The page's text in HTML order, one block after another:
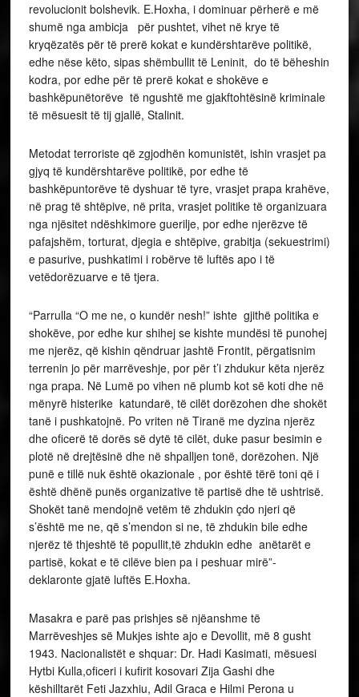
revolucionit bolshevik. E.Hoxha, i dominuar përherë e më
shumë nga ambicja për pushtet, vihet në krye të
kryqëzatës për të prerë kokat e kundërshtarëve politikë,
edhe nëse këto, sipas shëmbullit të Leninit, do të bëheshin
kodra, por edhe për të prerë kokat e shokëve e
bashkëpunëtorëve të ngushtë me gjakftohtësinë kriminale
të mësuesit të tij gjallë, Stalinit.
Metodat terroriste që zgjodhën komunistët, ishin vrasjet pa
gjyq të kundërshtarëve politikë, por edhe të
bashkëpuntorëve të dyshuar të tyre, vrasjet prapa krahëve,
në prag të shtëpive, në prita, vrasjet politike të organizuara
nga njësitet ndëshkimore guerilje, por edhe njerëzve të
pafajshëm, torturat, djegia e shtëpive, grabitja (sekuestrimi)
e pasurive, pushkatimi i robërve të luftës apo i të
vetëdorëzuarve e të tjera.
“Parrulla “O me ne, o kundër nesh!” ishte gjithë politika e
shokëve, por edhe kur shihej se kishte mundësi të punohej
me njerëz, që kishin qëndruar jashtë Frontit, përgatisnim
terrenin jo për marrëveshje, por për t’i zhdukur këta njerëz
nga prapa. Në Lumë po vihen në plumb kot së koti dhe në
mënyrë histerike katundarë, të cilët dorëzohen dhe shokët
tanë i pushkatojnë. Po vriten në Tiranë me dyzina njerëz
dhe oficerë të dorës së dytë të cilët, duke pasur besimin e
plotë në drejtësinë dhe në shpalljen tonë, dorëzohen. Një
punë e tillë nuk është okazionale , por është tërë toni që i
është dhënë punës organizative të partisë dhe të ushtrisë.
Shokët tanë mendojnë vetëm të zhdukin çdo njeri që
s’është me ne, që s’mendon si ne, të zhdukin bile edhe
njerëz të thjeshtë të popullit,të zhdukin edhe anëtarët e
partisë, kokat e të cilëve bien pa i peshuar mirë”-
deklaronte gjatë luftës E.Hoxha.
Masakra e parë pas prishjes së njëanshme të
Marrëveshjes së Mukjes ishte ajo e Devollit, më 8 gusht
1943. Nacionalistët e shquar: Dr. Hadi Kasimati, mësuesi
Hytbi Kulla,oficeri i kufirit kosovari Zija Gashi dhe
këshilltarët Feti Jazxhiu, Adil Graca e Hilmi Perona u